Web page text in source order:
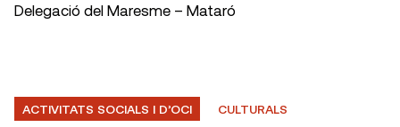
Delegació del Maresme – Mataró
ACTIVITATS SOCIALS I D’OCI CULTURALS